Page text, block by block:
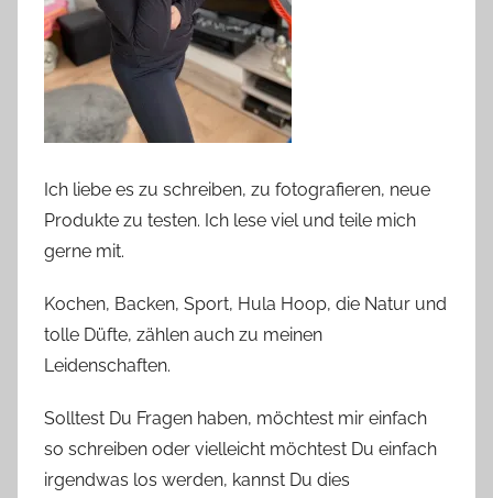
Ich liebe es zu schreiben, zu fotografieren, neue
Produkte zu testen. Ich lese viel und teile mich
gerne mit.
Kochen, Backen, Sport, Hula Hoop, die Natur und
tolle Düfte, zählen auch zu meinen
Leidenschaften.
Solltest Du Fragen haben, möchtest mir einfach
so schreiben oder vielleicht möchtest Du einfach
irgendwas los werden, kannst Du dies